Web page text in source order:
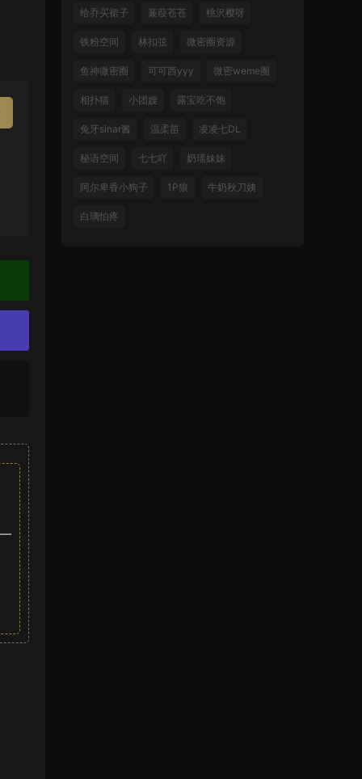
给乔买裙子 蒹葭苍苍 桃沢樱呀
铁粉空间 林扣弦 微密圈资源
鱼神微密圈 可可西yyy 微密weme圈
相扑猫 小团嫂 露宝吃不饱
兔牙sinar酱 温柔苗 凌凌七DL
秘语空间 七七吖 奶瑶妹妹
阿尔卑香小狗子 1P狼 牛奶秋刀姨
白璃怕疼